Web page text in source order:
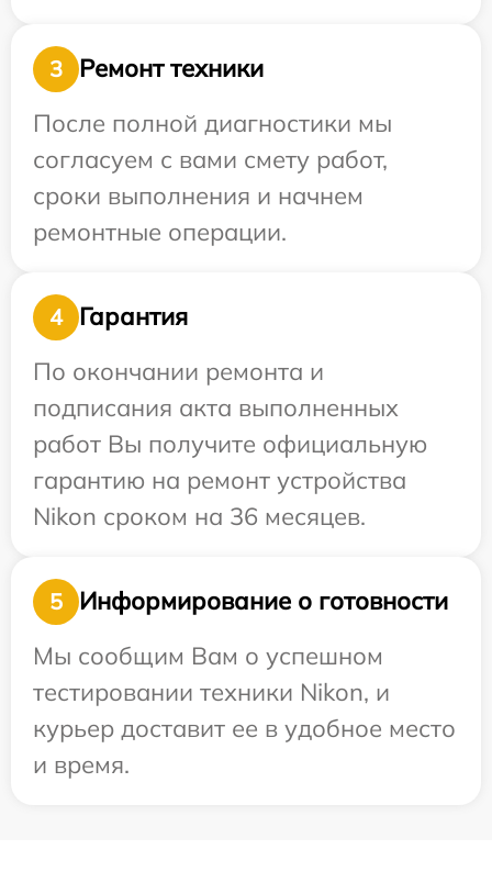
3
Ремонт техники
После полной диагностики мы
согласуем с вами смету работ,
сроки выполнения и начнем
ремонтные операции.
4
Гарантия
По окончании ремонта и
подписания акта выполненных
работ Вы получите официальную
гарантию на ремонт устройства
Nikon сроком на 36 месяцев.
5
Информирование о готовности
Мы сообщим Вам о успешном
тестировании техники Nikon, и
курьер доставит ее в удобное место
и время.